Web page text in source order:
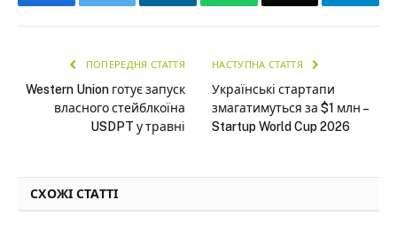
ПОПЕРЕДНЯ СТАТТЯ
Western Union готує запуск
власного стейблкоїна
USDPT у травні
НАСТУПНА СТАТТЯ
Українські стартапи
змагатимуться за $1 млн –
Startup World Cup 2026
СХОЖІ СТАТТІ